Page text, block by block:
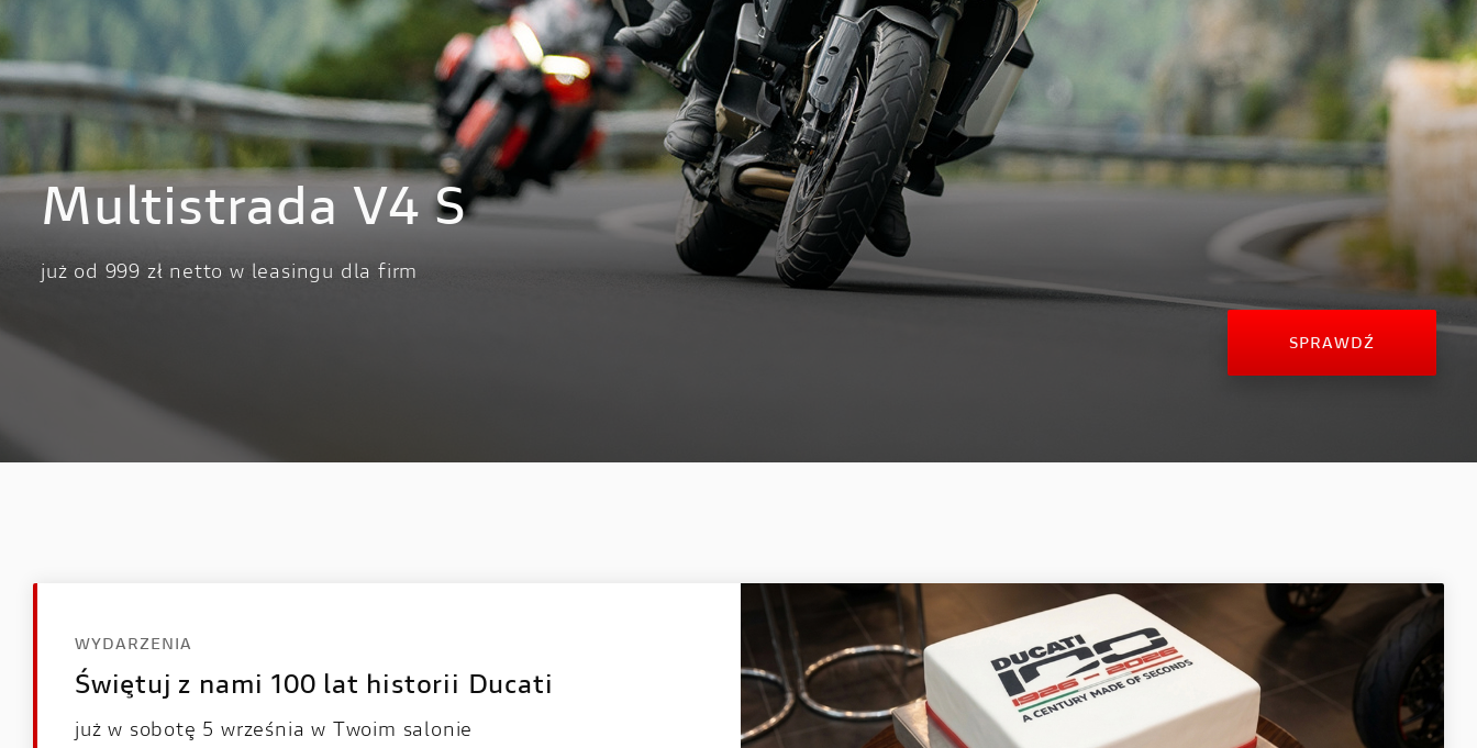
Streetfighter V2 S
Streetfighter V4 S
Panigale V2 S
Panigale V2 MM93
Panigale V2 FB63
Panigale V4
Panigale V4 S
Panigale V4 R
TK-01RR
Futa AXS
Futa All-Road
Multistrada V4 S
już od 999 zł netto w leasingu dla firm
SPRAWDŹ
WYDARZENIA
Świętuj z nami 100 lat historii Ducati
już w sobotę 5 września w Twoim salonie